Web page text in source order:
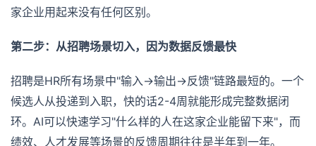
家企业用起来没有任何区别。
第二步：从招聘场景切入，因为数据反馈最快
招聘是HR所有场景中"输入→输出→反馈"链路最短的。一个
候选人从投递到入职，快的话2-4周就能形成完整数据闭
环。AI可以快速学习"什么样的人在这家企业能留下来"，而
绩效、人才发展等场景的反馈周期往往是半年到一年。